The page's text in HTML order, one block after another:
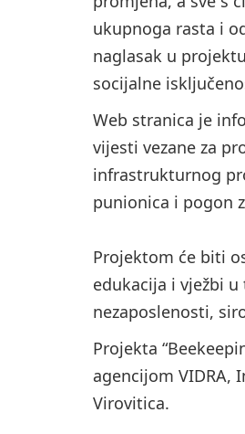
ukupnoga rasta i
naglasak u
socijalne
Web stranica je
vijesti vezane za
infrastrukturnog
punionica i pogon
Projektom će biti
edukacija i vježbi
nezaposlenosti,
Projekta
agencijom
Virovitica.